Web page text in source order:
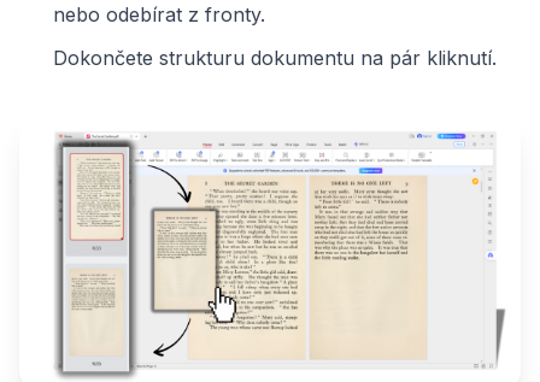
nebo odebírat z fronty.
Dokončete strukturu dokumentu na pár kliknutí.